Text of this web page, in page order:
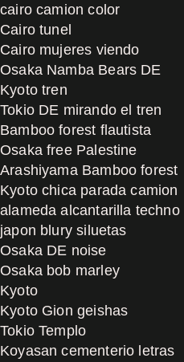
cairo camion color
Cairo tunel
Cairo mujeres viendo
Osaka Namba Bears DE
Kyoto tren
Tokio DE mirando el tren
Bamboo forest flautista
Osaka free Palestine
Arashiyama Bamboo forest
Kyoto chica parada camion
alameda alcantarilla techno
japon blury siluetas
Osaka DE noise
Osaka bob marley
Kyoto
Kyoto Gion geishas
Tokio Templo
Koyasan cementerio letras